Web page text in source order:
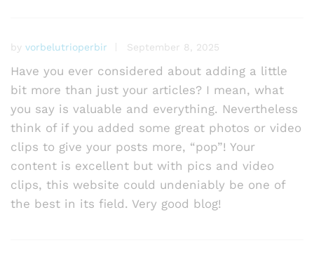
by vorbelutrioperbir September 8, 2025
Have you ever considered about adding a little
bit more than just your articles? I mean, what
you say is valuable and everything. Nevertheless
think of if you added some great photos or video
clips to give your posts more, “pop”! Your
content is excellent but with pics and video
clips, this website could undeniably be one of
the best in its field. Very good blog!